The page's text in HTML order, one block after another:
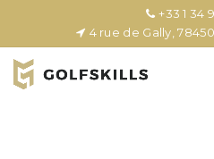
+33 1 34
4 rue de Gally,